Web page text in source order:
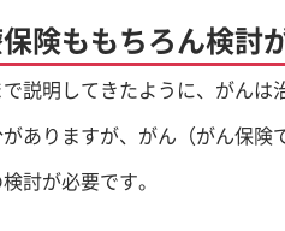
険ももちろん検討
説明してきたように、がん
ありますが、がん（がん保
討が必要です。